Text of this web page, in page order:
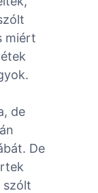
miért
de
De
szólt